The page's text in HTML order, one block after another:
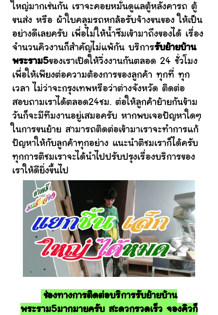
ใหญ่มากเช่นกัน เราจะคอยหมั่นดูแลตู้หลังคารถ ตู้
ขนส่ง หรือ ผ้าใบคลุมรถหกล้อรับจ้างขนของ ให้เป็น
อย่างดีเลยครับ เพื่อไม่ให้น้ำซึมเข้ามาถึงของได้ เรื่อง
จำนวนคิวงานก็สำคัญไม่แพ้กัน บริการรับย้ายบ้าน
พระราม5ของเราเปิดให้วิ่งงานกันตลอด 24 ชั่วโมง
เพื่อให้เพียงต่อความต้องการของลูกค้า ทุกที่ ทุก
เวลา ไม่ว่าจะกรุงเทพหรือว่าต่างจังหวัด ติดต่อ
สอบถามเราได้ตลอด24ชม. ต่อให้ลูกค้าย้ายกันข้าม
วันก็จะมีทีมงานอยู่เสมอครับ หากพบเจอปัญหาใดๆ
ในการขนย้าย สามารถติดต่อเข้ามาเราจะทำการแก้
ปัญหาให้กับลูกค้าทุกอย่าง แนะนำติชมเราก็ได้ครับ
ทุกการติชมเราจะได้นำไปปรับปรุงเรื่องบริการของ
เราให้ดียิ่งขึ้นไป
ช่องทางการติดต่อบริการรับย้ายบ้าน
พระราม5มากมายครับ สะดวกรวดเร็ว จองคิวก็